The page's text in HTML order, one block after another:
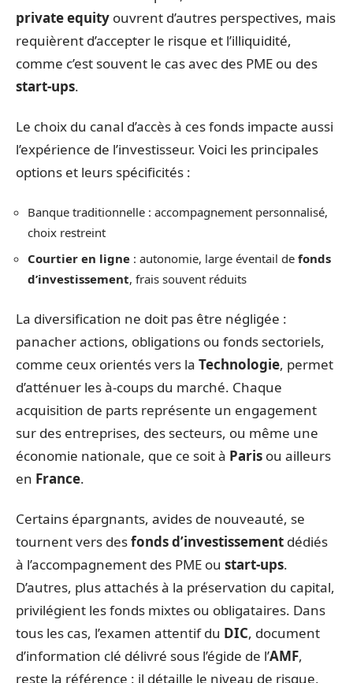
private equity ouvrent d’autres perspectives, mais
requièrent d’accepter le risque et l’illiquidité,
comme c’est souvent le cas avec des PME ou des
start-ups.
Le choix du canal d’accès à ces fonds impacte aussi
l’expérience de l’investisseur. Voici les principales
options et leurs spécificités :
Banque traditionnelle : accompagnement personnalisé,
choix restreint
Courtier en ligne : autonomie, large éventail de fonds
d’investissement, frais souvent réduits
La diversification ne doit pas être négligée :
panacher actions, obligations ou fonds sectoriels,
comme ceux orientés vers la Technologie, permet
d’atténuer les à-coups du marché. Chaque
acquisition de parts représente un engagement
sur des entreprises, des secteurs, ou même une
économie nationale, que ce soit à Paris ou ailleurs
en France.
Certains épargnants, avides de nouveauté, se
tournent vers desfonds d’investissement dédiés
à l’accompagnement des PME ou start-ups.
D’autres, plus attachés à la préservation du capital,
privilégient les fonds mixtes ou obligataires. Dans
tous les cas, l’examen attentif du DIC, document
d’information clé délivré sous l’égide de l’AMF,
reste la référence : il détaille le niveau de risque,